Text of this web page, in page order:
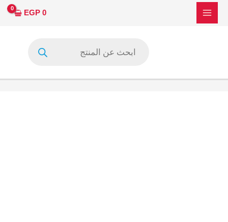
0
EGP
تحويله